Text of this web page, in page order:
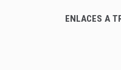
ENLACES A